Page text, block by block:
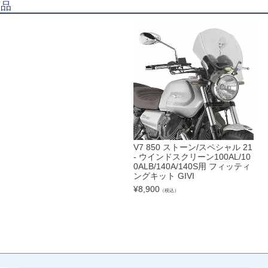
V7 850 ストーン/スペシャル 21
- ウインドスクリーン100AL/10
0ALB/140A/140S用 フィッティ
ングキット GIVI
¥8,900（税込）